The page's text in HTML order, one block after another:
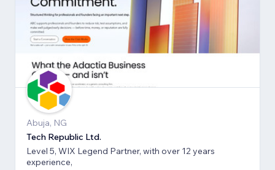
Abuja, NG
Tech Republic Ltd.
Level 5, WIX Legend Partner, with over 12 years
experience,